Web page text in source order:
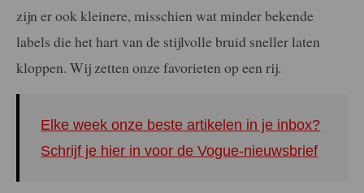
zijn er ook kleinere, misschien wat minder bekende
labels die het hart van de stijlvolle bruid sneller laten
kloppen. Wij zetten onze favorieten op een rij.
Elke week onze beste artikelen in je inbox?
Schrijf je hier in voor de Vogue-nieuwsbrief